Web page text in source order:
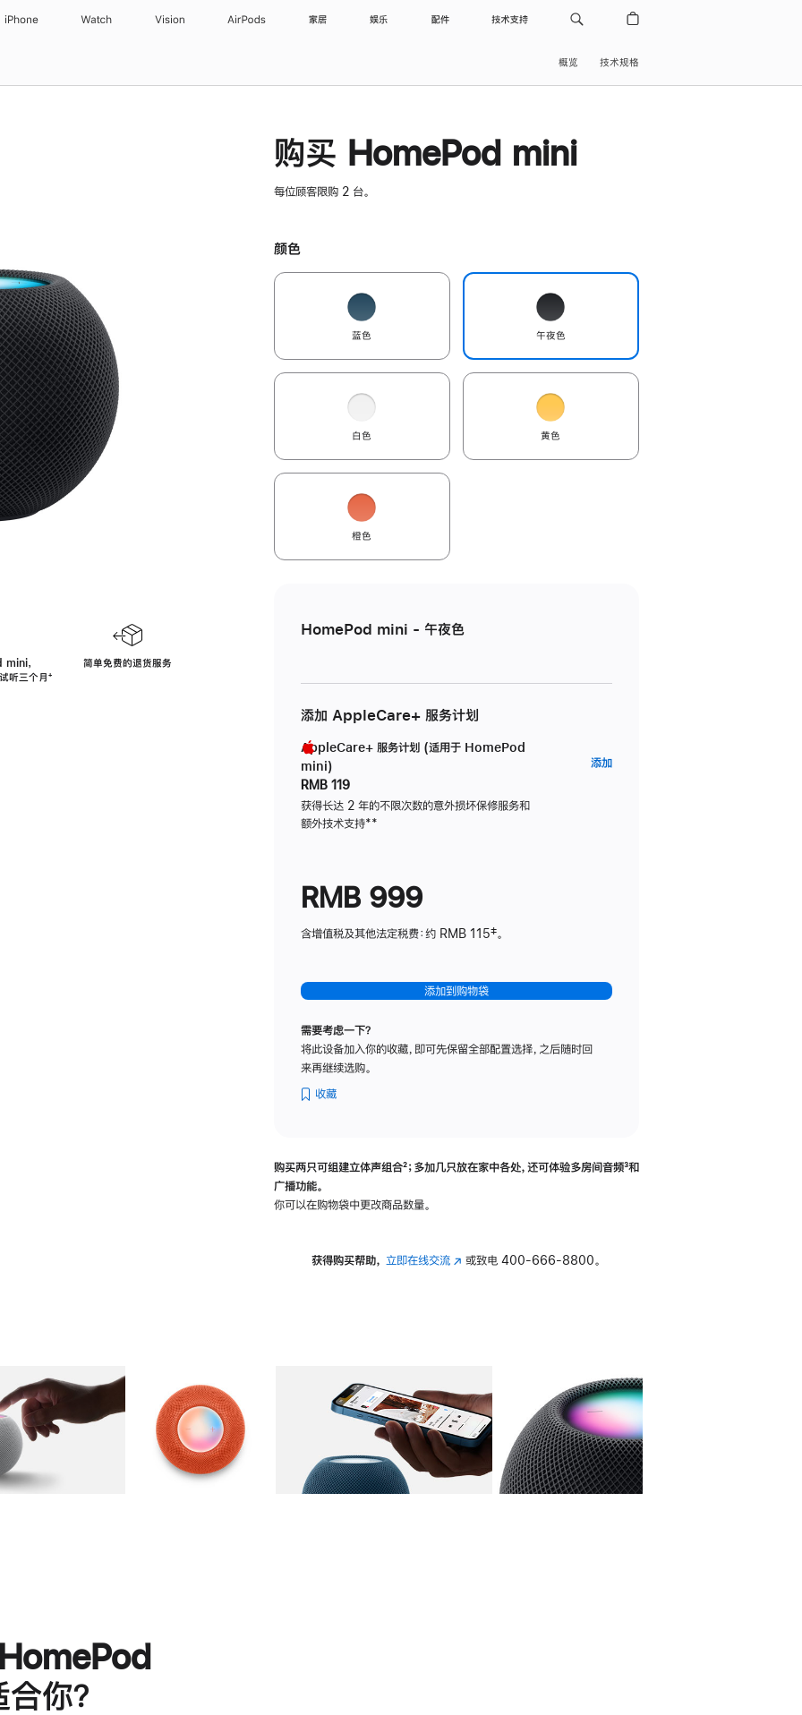
iPhone Watch Vision AirPods 家居 娱乐 配件 技术支持
概览 技术规格
，
听三个月脚
⁺
简单免费的退货服务
购买 HomePod mini
每位顾客限购 2 台。
颜色
蓝色 午夜色
白色 黄色
橙色
HomePod mini - 午夜色
添加 AppleCare+ 服务计划
AppleCare+ 服务计划 (适用于 HomePod
mini)
RMB 119
获得长达 2 年的不限次数的意外损坏保修服务和
额外技术支持脚
**
添加AppleCare+
RMB 999
含增值税及其他法定税费：约 RMB 115‡。
添加到购物袋
需要考虑一下？
将此设备加入你的收藏，即可先保留全部配置选择，之后随时回
来再继续选购。
收藏
购买两只可组建立体声组合脚
²；多加几只放在家中各处，还可体验多‍房‍间音频脚
³和
广播功能。
你可以在购物袋中更改商品数量。
获得购买帮助， 立即在线交流(在 或致电 400-666-8800。
图库 图像 图库 图像 图库 图像 4 图库 图像 5
你？